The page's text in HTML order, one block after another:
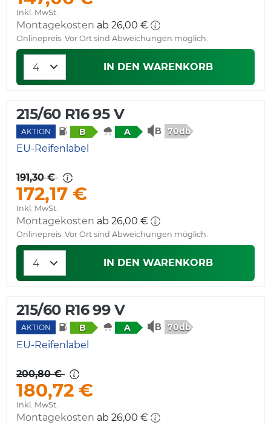
Inkl. MwSt.
Montagekosten
Onlinepreis. Vor Ort sind Abweichungen möglich.
IN DEN WARENKORB
215/60 R16 95 V
AKTION B A 70db
EU-Reifenlabel
191,30 €
172,17 €
Inkl. MwSt.
Montagekosten
Onlinepreis. Vor Ort sind Abweichungen möglich.
IN DEN WARENKORB
215/60 R16 99 V
AKTION B A 70db
EU-Reifenlabel
200,80 €
180,72 €
Inkl. MwSt.
Montagekosten